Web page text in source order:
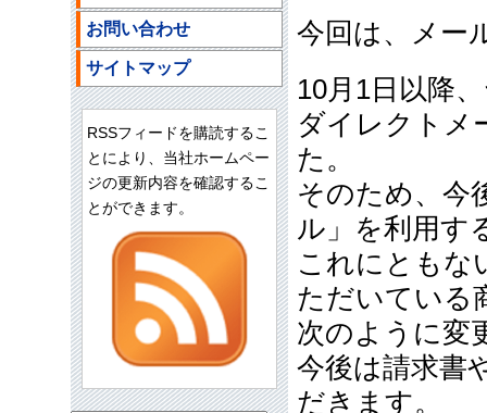
今回は、メー
10月1日以降
ダイレクトメ
た。
そのため、今
ル」を利用す
これにともな
ただいている
次のように変
今後は請求書
だきます。
お問い合わせ
サイトマップ
RSSフィードを購読するこ
とにより、当社ホームペー
ジの更新内容を確認するこ
とができます。